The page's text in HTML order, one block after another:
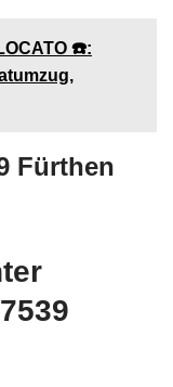
☎️:
Fürthen